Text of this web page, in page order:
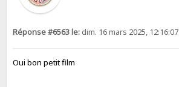
Réponse #6563 le: dim. 16 mars 2025, 12:16:07
Oui bon petit film